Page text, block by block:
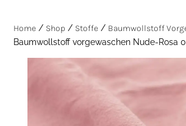
Home / Shop / Stoffe / Baumwollstoff
Baumwollstoff vorgewaschen Nude-Rosa